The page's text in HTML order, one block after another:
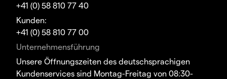
+41 (0) 58 810 77 40
Kunden:
+41 (0) 58 810 77 00
Unternehmensführung
Unsere Öffnungszeiten des deutschsprachigen
Kundenservices sind Montag-Freitag von 08:30-